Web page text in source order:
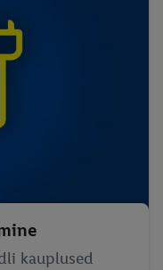
kauplused